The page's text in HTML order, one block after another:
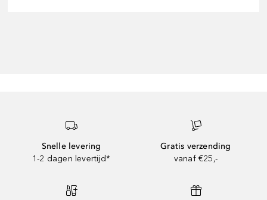
Snelle levering
1-2 dagen levertijd*
Gratis verzending
vanaf €25,-